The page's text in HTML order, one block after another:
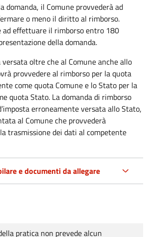
domanda, il Comune provvederà ad
o meno il diritto al rimborso.
ad effettuare il rimborso entro 180
della domanda.
oltre che al Comune anche allo
provvedere al rimborso per la quota
come quota Comune e lo Stato per la
quota Stato. La domanda di rimborso
erroneamente versata allo Stato,
al Comune che provvederà
trasmissione dei dati al competente
e documenti da allegare
pratica non prevede alcun